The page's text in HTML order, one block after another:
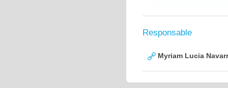
Responsable
Myriam Lucia